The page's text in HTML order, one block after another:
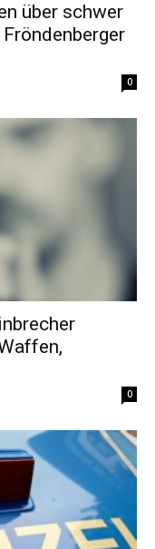
über schwer
0
0